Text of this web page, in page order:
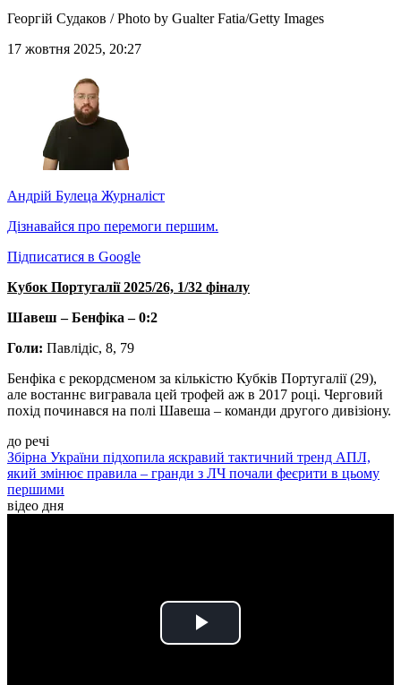
Георгій Судаков / Photo by Gualter Fatia/Getty Images
17 жовтня 2025, 20:27
Андрій Булеца Журналіст
Дізнавайся про перемоги першим.
Підписатися в Google
Кубок Португалії 2025/26, 1/32 фіналу
Шавеш – Бенфіка – 0:2
Голи: Павлідіс, 8, 79
Бенфіка є рекордсменом за кількістю Кубків Португалії (29),
але востаннє вигравала цей трофей аж в 2017 році. Черговий
похід починався на полі Шавеша – команди другого дивізіону.
до речі
Збірна України підхопила яскравий тактичний тренд АПЛ,
який змінює правила – гранди з ЛЧ почали феєрити в цьому
першими
відео дня
Play